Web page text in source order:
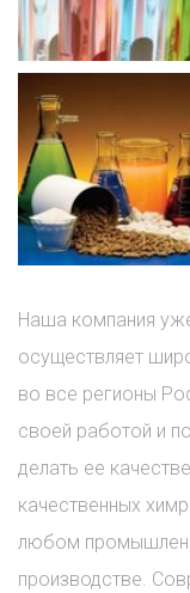
Наша компания
осуществляет
во все регионы
своей работой и
делать ее
качественных
любом
производстве.